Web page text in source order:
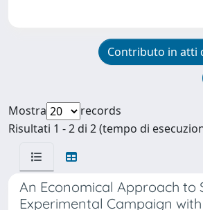
Contributo in atti
Mostra
records
Risultati 1 - 2 di 2 (tempo di
An Economical Approach to
Experimental Campaign